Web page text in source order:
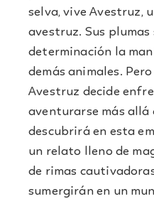
selva, vive Avestruz,
avestruz. Sus plumas
determinación la
demás animales.
Avestruz decide
aventurarse más allá
descubrirá en esta
un relato lleno de
de rimas
sumergirán en un